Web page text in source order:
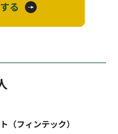
る
（フィンテック）